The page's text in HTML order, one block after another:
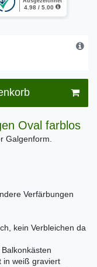
Oval farblos
Galgenform.
Verfärbungen
kein Verbleichen da
in weiß graviert